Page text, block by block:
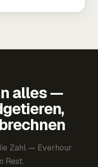
alles —
Zahl — Everhour
Rest.